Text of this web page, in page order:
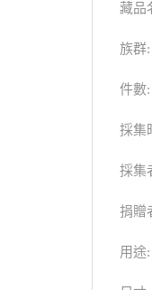
藏品
族群
件數:
採集
採集
捐贈
用途